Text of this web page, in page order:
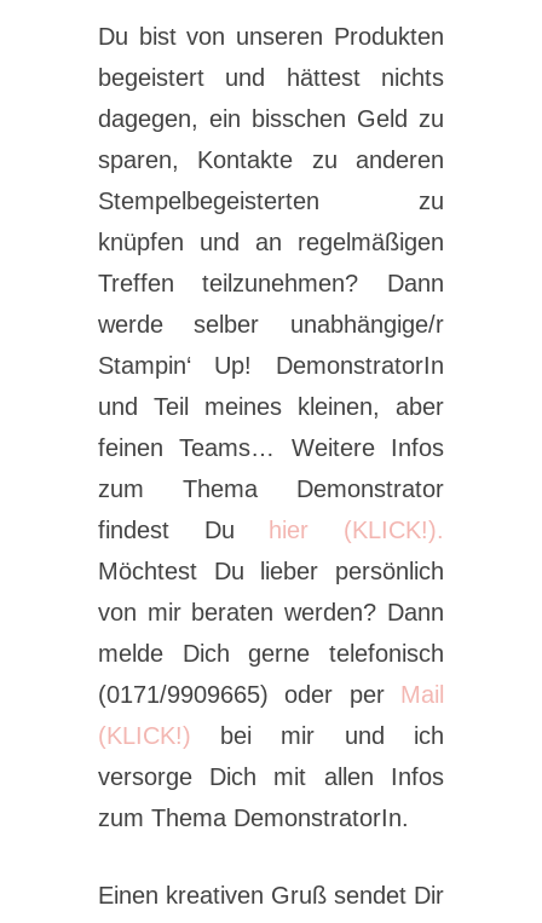
Du bist von unseren Produkten
begeistert und hättest nichts
dagegen, ein bisschen Geld zu
sparen, Kontakte zu anderen
Stempelbegeisterten zu
knüpfen und an regelmäßigen
Treffen teilzunehmen? Dann
werde selber unabhängige/r
Stampin‘ Up! DemonstratorIn
und Teil meines kleinen, aber
feinen Teams… Weitere Infos
zum Thema Demonstrator
findest Du
hier (KLICK!).
Möchtest Du lieber persönlich
von mir beraten werden? Dann
melde Dich gerne telefonisch
(0171/9909665) oder per Mail
(KLICK!) bei mir und ich
versorge Dich mit allen Infos
zum Thema DemonstratorIn.
Einen kreativen Gruß sendet Dir